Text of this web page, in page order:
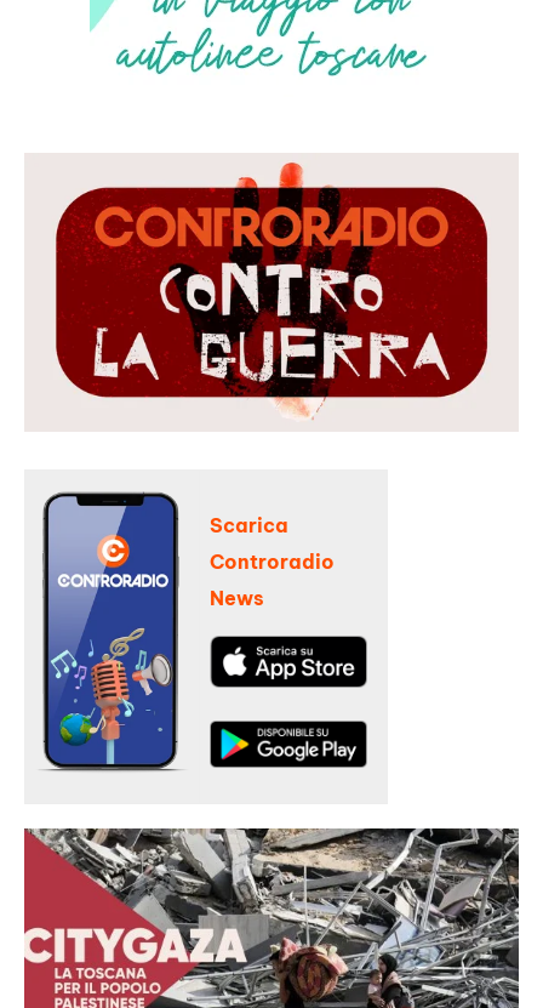
Scarica
Controradio
News